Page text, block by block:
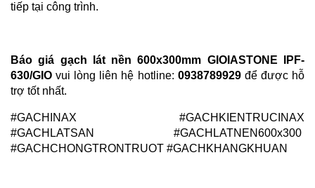
tiếp tại công trình.
Báo giá gạch lát nền 600x300mm GIOIASTONE IPF-
630/GIO vui lòng liên hệ hotline: 0938789929để được hỗ
trợ tốt nhất.
#GACHINAX #GACHKIENTRUCINAX
#GACHLATSAN #GACHLATNEN600x300
#GACHCHONGTRONTRUOT #GACHKHANGKHUAN